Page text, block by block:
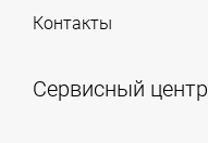
Контакты
Сервисный центр